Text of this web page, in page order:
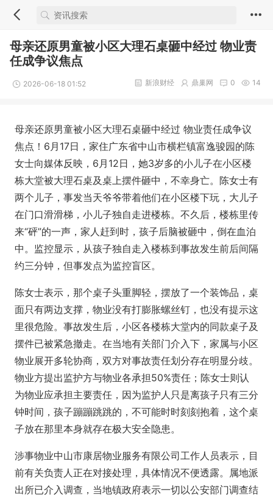
母亲还原男童被小区大理石桌砸中经过 物业责
任成争议焦点
2026-06-18 01:52 14
0
鼎巢网
新浪财经
母亲还原男童被小区大理石桌砸中经过 物业责任成争议
焦点！6月17日，家住广东省中山市横栏镇富逸骏园的陈
女士向媒体反映，6月12日，她3岁多的小儿子在小区楼
栋大堂被大理石桌及桌上摆件砸中，不幸身亡。陈女士有
两个儿子，事发当天爷爷带着他们在小区楼下玩，大儿子
在门口滑滑梯，小儿子独自走进楼栋。不久后，楼栋里传
来“砰”的一声，家人赶到时，孩子后脑被砸中，倒在血泊
中。监控显示，从孩子独自走入楼栋到事故发生前后间隔
约三分钟，但事发点为监控盲区。
陈女士表示，那个桌子头重脚轻，摆放了一个装饰品，桌
面只有两边支撑，物业没有打膨胀螺丝钉，也没有提示这
里很危险。事故发生后，小区各楼栋大堂内的同款桌子及
摆件已被紧急撤走。在当地有关部门介入下，家属与小区
物业展开多轮协商，双方对事故责任划分存在明显分歧。
物业方提出监护方与物业各承担50%责任；陈女士则认
为物业应承担主要责任，因为监护人只是离孩子只有三分
钟时间，孩子蹦蹦跳跳的，不可能时时刻刻抱着，这个桌
子放在那里本身就存在极大安全隐患。
涉事物业中山市康居物业服务有限公司工作人员表示，目
前有关负责人正在对接处理，具体情况不便透露。属地派
出所已介入调查，当地镇政府表示一切以公安部门调查结